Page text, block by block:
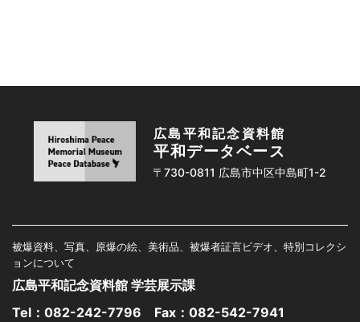
広島平和記念資料館
平和データベース
〒730-0811 広島市中区中島町1-2
被爆資料、写真、原爆の絵、美術品、被爆者証言ビデオ、特別コレクシ
ョンについて
広島平和記念資料館 学芸展示課
Tel： 082-242-7796 Fax：082-542-7941